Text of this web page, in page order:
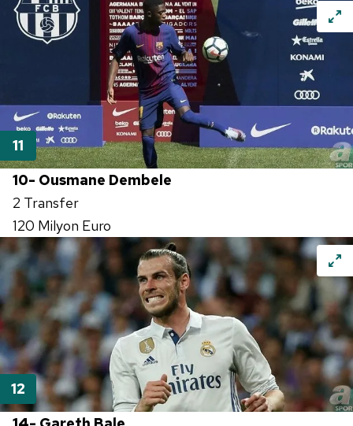
10- Ousmane Dembele
2 Transfer
120 Milyon Euro